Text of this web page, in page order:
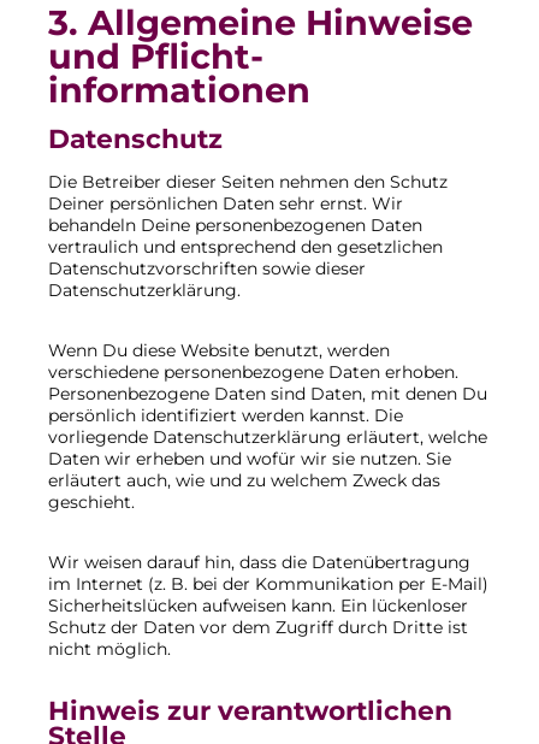
3. Allgemeine Hinweise
und Pflicht­
informationen
Datenschutz
Die Betreiber dieser Seiten nehmen den Schutz
Deiner persönlichen Daten sehr ernst. Wir
behandeln Deine personenbezogenen Daten
vertraulich und entsprechend den gesetzlichen
Datenschutzvorschriften sowie dieser
Datenschutzerklärung.
Wenn Du diese Website benutzt, werden
verschiedene personenbezogene Daten erhoben.
Personenbezogene Daten sind Daten, mit denen Du
persönlich identifiziert werden kannst. Die
vorliegende Datenschutzerklärung erläutert, welche
Daten wir erheben und wofür wir sie nutzen. Sie
erläutert auch, wie und zu welchem Zweck das
geschieht.
Wir weisen darauf hin, dass die Datenübertragung
im Internet (z. B. bei der Kommunikation per E-Mail)
Sicherheitslücken aufweisen kann. Ein lückenloser
Schutz der Daten vor dem Zugriff durch Dritte ist
nicht möglich.
Hinweis zur verantwortlichen
Stelle